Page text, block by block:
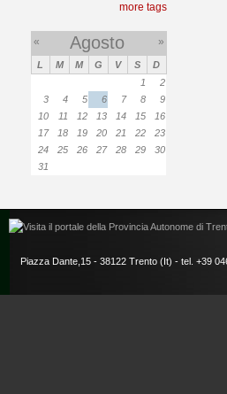
more tags
« Agosto »
L M M G V S
D
1
2
3
4 5 6 7 8
9
10
11 12 13 14 15
16
17
18 19 20 21 22
23
24
25 26 27 28 29
30
31
Piazza Dante,15 - 38122 Trento (It) - tel. +39